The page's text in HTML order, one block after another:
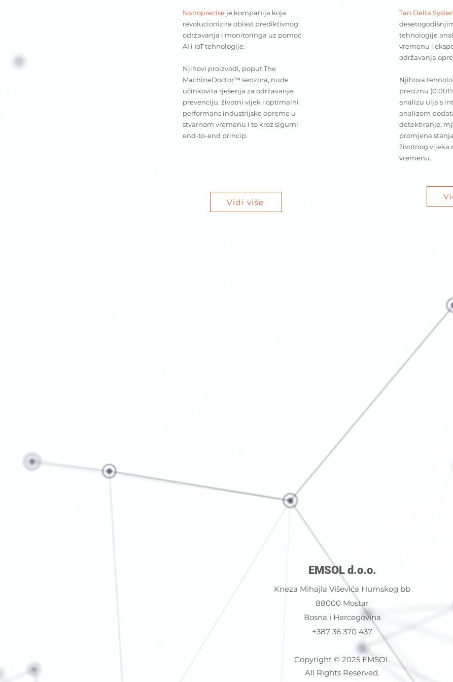
Nanoprecise je kompanija koja
revolucionizira oblast prediktivnog
održavanja i monitoringa uz pomoć
AI i IoT tehnologije.
Njihovi proizvodi, poput The
MachineDoctor™ senzora, nude
učinkovita rješenja za održavanje,
prevenciju, životni vijek i optimalni
performans industrijske opreme u
stvarnom vremenu i to kroz sigurni
end-to-end princip.
Vidi više
Tan Delta
tehnologije
vremenu i
održavanja
Njihova
preciznu
analizu ulja s
analizom
detektiranje,
promjena
životnog vijeka
vremenu.
EMSOL d.o.o.
Kneza Mihajla Viševića Humskog bb
88000 Mostar
Bosna i Hercegovina
+387 36 370 437
Copyright © 2025 EMSOL
All Rights Reserved.